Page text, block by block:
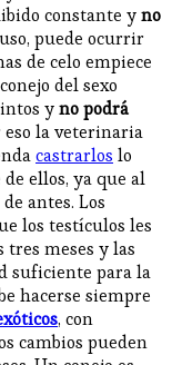
constante yno
puede ocurrir
de celo empiece
del sexo
yno podrá
eso la veterinaria
castrarlos lo
ellos, ya que al
antes. Los
los testículos les
meses y las
suficiente para la
hacerse siempre
, con
cambios pueden